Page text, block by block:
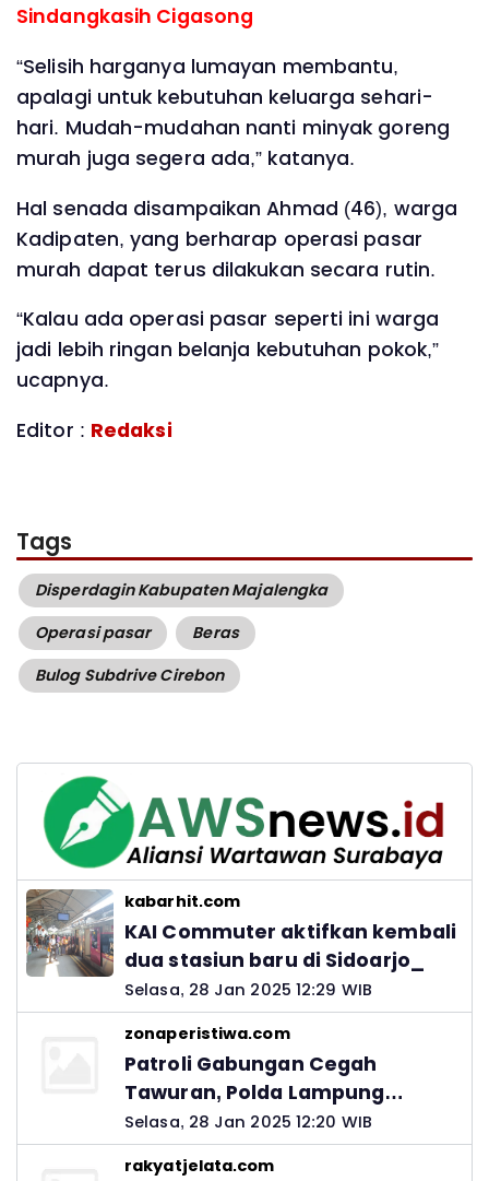
Sindangkasih Cigasong
“Selisih harganya lumayan membantu,
apalagi untuk kebutuhan keluarga sehari-
hari. Mudah-mudahan nanti minyak goreng
murah juga segera ada,” katanya.
Hal senada disampaikan Ahmad (46), warga
Kadipaten, yang berharap operasi pasar
murah dapat terus dilakukan secara rutin.
“Kalau ada operasi pasar seperti ini warga
jadi lebih ringan belanja kebutuhan pokok,”
ucapnya.
Editor : Redaksi
Tags
Disperdagin Kabupaten Majalengka
Operasi pasar
Beras
Bulog Subdrive Cirebon
kabarhit.com
KAI Commuter aktifkan kembali
dua stasiun baru di Sidoarjo_
Selasa, 28 Jan 2025 12:29 WIB
zonaperistiwa.com
Patroli Gabungan Cegah
Tawuran, Polda Lampung
Ingatkan Peran Orang Tua
Selasa, 28 Jan 2025 12:20 WIB
rakyatjelata.com